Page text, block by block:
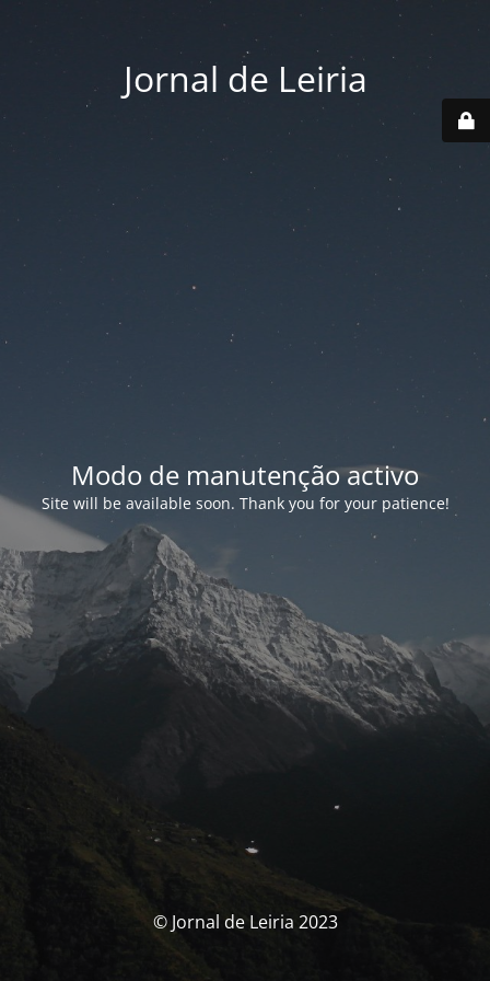
Jornal de Leiria
Modo de manutenção activo
Site will be available soon. Thank you for your patience!
© Jornal de Leiria 2023